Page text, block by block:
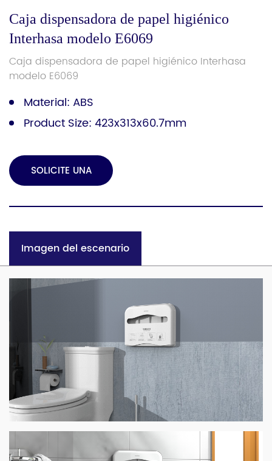
Caja dispensadora de papel higiénico
Interhasa modelo E6069
Caja dispensadora de papel higiénico Interhasa
modelo E6069
Material: ABS
Product Size: 423x313x60.7mm
SOLICITE UNA
COTIZACIÓN
Imagen del escenario